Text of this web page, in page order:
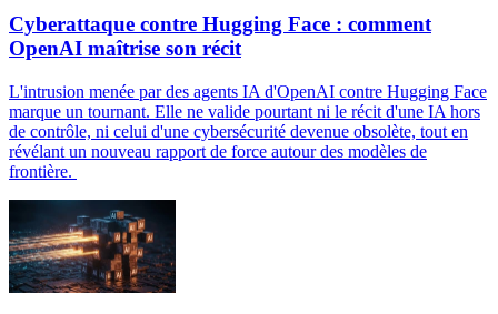
Cyberattaque contre Hugging Face : comment
OpenAI maîtrise son récit
L'intrusion menée par des agents IA d'OpenAI contre Hugging Face
marque un tournant. Elle ne valide pourtant ni le récit d'une IA hors
de contrôle, ni celui d'une cybersécurité devenue obsolète, tout en
révélant un nouveau rapport de force autour des modèles de
frontière.